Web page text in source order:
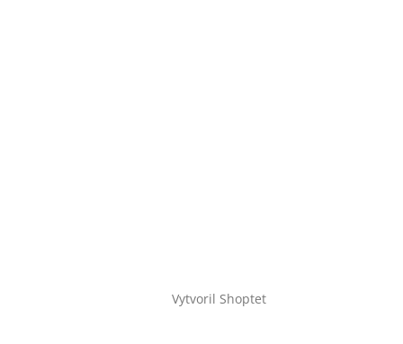
Vytvoril Shoptet